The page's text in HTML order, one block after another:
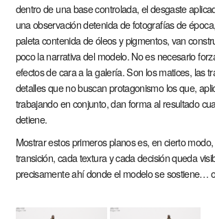
dentro de una base controlada, el desgaste
una observación detenida de fotografías de
paleta contenida de óleos y pigmentos, van
poco la narrativa del modelo. No es necesario
efectos de cara a la galería. Son los matices, las
detalles que no buscan protagonismo los que,
trabajando en conjunto, dan forma al resultado
detiene.
Mostrar estos primeros planos es, en cierto
transición, cada textura y cada decisión queda
precisamente ahí donde el modelo se sostiene…